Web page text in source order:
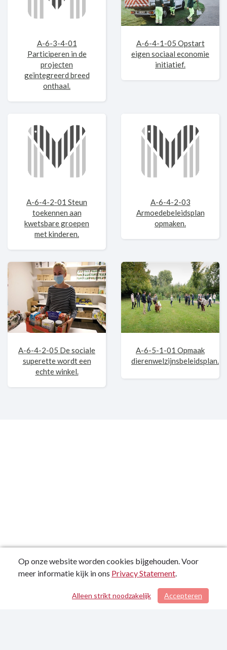
A-6-3-4-01
Participeren in de
projecten
geïntegreerd breed
onthaal.
A-6-4-1-05 Opstart
eigen sociaal economie
initiatief.
A-6-4-2-01 Steun
toekennen aan
kwetsbare groepen
met kinderen.
A-6-4-2-03
Armoedebeleidsplan
opmaken.
A-6-4-2-05 De sociale
superette wordt een
echte winkel.
A-6-5-1-01 Opmaak
dierenwelzijnsbeleidsplan.
Op onze website worden cookies bijgehouden. Voor
meer informatie kijk in ons Privacy Statement.
Accepteren
Alleen strikt noodzakelijk